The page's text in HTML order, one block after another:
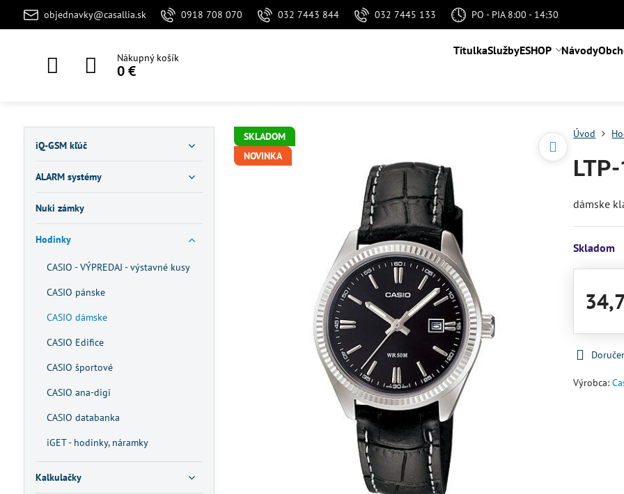
objednavky@casallia.sk 0918 708 070 032 7443 844 032 7445 133 PO - PIA 8:00 - 14:30
Nákupný košík
0 €
TitulkaSlužbyESHOP Návody
SKLADOM
NOVINKA
Úvod
dámske
Skladom
Výrobca:
iQ-GSM kľúč
ALARM systémy
Nuki zámky
Hodinky
CASIO - VÝPREDAJ - výstavné kusy
CASIO pánske
CASIO dámske
CASIO Edifice
CASIO športové
CASIO ana-digi
CASIO databanka
iGET - hodinky, náramky
Kalkulačky